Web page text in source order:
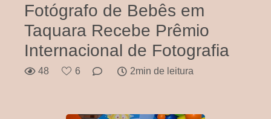
Fotógrafo de Bebês em
Taquara Recebe Prêmio
Internacional de Fotografia
48 6 2min de leitura